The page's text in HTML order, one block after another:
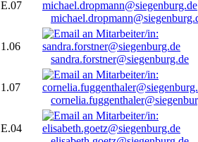
E.07
1.06
sandra.forstner@siegenburg.de
1.07
E.04